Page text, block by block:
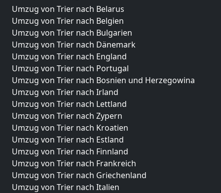
Umzug von Trier nach Belarus
Umzug von Trier nach Belgien
Umzug von Trier nach Bulgarien
Umzug von Trier nach Dänemark
Umzug von Trier nach England
Umzug von Trier nach Portugal
Umzug von Trier nach Bosnien und Herzegowina
Umzug von Trier nach Irland
Umzug von Trier nach Lettland
Umzug von Trier nach Zypern
Umzug von Trier nach Kroatien
Umzug von Trier nach Estland
Umzug von Trier nach Finnland
Umzug von Trier nach Frankreich
Umzug von Trier nach Griechenland
Umzug von Trier nach Italien